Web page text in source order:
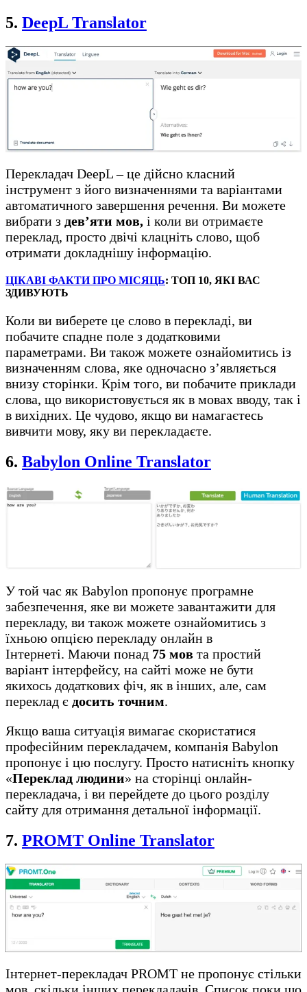
5. DeepL Translator
Перекладач DeepL – це дійсно класний
інструмент з його визначеннями та варіантами
автоматичного завершення речення. Ви можете
вибрати з дев’яти мов, і коли ви отримаєте
переклад, просто двічі клацніть слово, щоб
отримати докладнішу інформацію.
ЦІКАВІ ФАКТИ ПРО МІСЯЦЬ: ТОП 10, ЯКІ ВАС
ЗДИВУЮТЬ
Коли ви виберете це слово в перекладі, ви
побачите спадне поле з додатковими
параметрами. Ви також можете ознайомитись із
визначенням слова, яке одночасно з’являється
внизу сторінки. Крім того, ви побачите приклади
слова, що використовується як в мовах вводу, так і
в вихідних. Це чудово, якщо ви намагаєтесь
вивчити мову, яку ви перекладаєте.
6. Babylon Online Translator
У той час як Babylon пропонує програмне
забезпечення, яке ви можете завантажити для
перекладу, ви також можете ознайомитись з
їхньою опцією перекладу онлайн в
Інтернеті. Маючи понад 75 мов та простий
варіант інтерфейсу, на сайті може не бути
якихось додаткових фіч, як в інших, але, сам
переклад є досить точним.
Якщо ваша ситуація вимагає скористатися
професійним перекладачем, компанія Babylon
пропонує і цю послугу. Просто натисніть кнопку
«Переклад людини» на сторінці онлайн-
перекладача, і ви перейдете до цього розділу
сайту для отримання детальної інформації.
7. PROMT Online Translator
Інтернет-перекладач PROMT не пропонує стільки